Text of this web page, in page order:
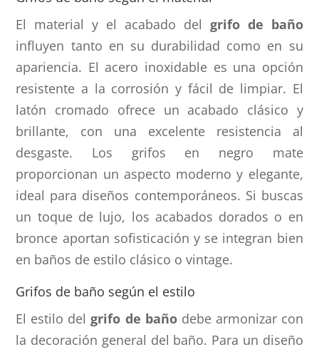
El material y el acabado del grifo de baño
influyen tanto en su durabilidad como en su
apariencia. El acero inoxidable es una opción
resistente a la corrosión y fácil de limpiar. El
latón cromado ofrece un acabado clásico y
brillante, con una excelente resistencia al
desgaste. Los grifos en negro mate
proporcionan un aspecto moderno y elegante,
ideal para diseños contemporáneos. Si buscas
un toque de lujo, los acabados dorados o en
bronce aportan sofisticación y se integran bien
en baños de estilo clásico o vintage.
Grifos de baño según el estilo
El estilo delgrifo de bañodebe armonizar con
la decoración general del baño. Para un diseño